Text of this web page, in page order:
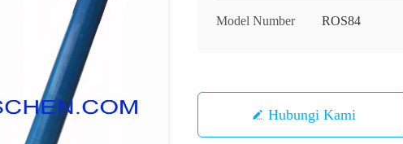
Model Number ROS84
Hubungi Kami